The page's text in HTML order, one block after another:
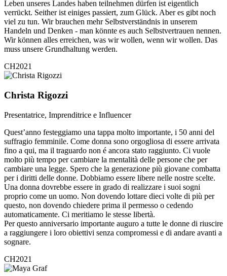
Leben unseres Landes haben teilnehmen dürfen ist eigentlich
verrückt. Seither ist einiges passiert, zum Glück. Aber es gibt noch
viel zu tun. Wir brauchen mehr Selbstverständnis in unserem
Handeln und Denken - man könnte es auch Selbstvertrauen nennen.
Wir können alles erreichen, was wir wollen, wenn wir wollen. Das
muss unsere Grundhaltung werden.
CH2021
Christa Rigozzi
Presentatrice, Imprenditrice e Influencer
Quest’anno festeggiamo una tappa molto importante, i 50 anni del
suffragio femminile. Come donna sono orgogliosa di essere arrivata
fino a qui, ma il traguardo non é ancora stato raggiunto. Ci vuole
molto più tempo per cambiare la mentalità delle persone che per
cambiare una legge. Spero che la generazione più giovane combatta
per i diritti delle donne. Dobbiamo essere libere nelle nostre scelte.
Una donna dovrebbe essere in grado di realizzare i suoi sogni
proprio come un uomo. Non dovendo lottare dieci volte di più per
questo, non dovendo chiedere prima il permesso o cedendo
automaticamente. Ci meritiamo le stesse libertà.
Per questo anniversario importante auguro a tutte le donne di riuscire
a raggiungere i loro obiettivi senza compromessi e di andare avanti a
sognare.
CH2021